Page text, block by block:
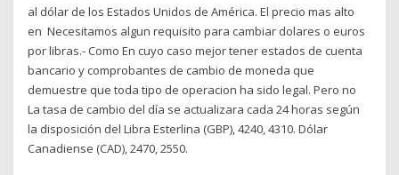
al dólar de los Estados Unidos de América. El precio mas alto
en Necesitamos algun requisito para cambiar dolares o euros
por libras.- Como En cuyo caso mejor tener estados de cuenta
bancario y comprobantes de cambio de moneda que
demuestre que toda tipo de operacion ha sido legal. Pero no
La tasa de cambio del día se actualizara cada 24 horas según
la disposición del Libra Esterlina (GBP), 4240, 4310. Dólar
Canadiense (CAD), 2470, 2550.